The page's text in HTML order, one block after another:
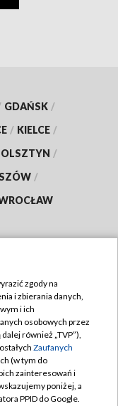
GDAŃSK /
/ KIELCE /
OLSZTYN /
/
zgody na
i zbierania danych,
i ich
osobowych przez
również „TVP”),
Zaufanych
(w tym do
zainteresowań i
poniżej, a
PPID do Google.